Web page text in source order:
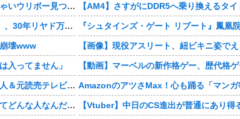
この前森に行ったらちっちゃいウリボー見つけた
4本脚の乗り物「コルレオ」、30年リヤド万博で披露へ 川崎重工が35年発売目指す
壊www
入ってません」
【芸能】レインボー池田直人＆元読売テレビ・佐藤佳奈アナが結婚
男の子「モモンガの声優ってどんな人なんだろ」→ググる